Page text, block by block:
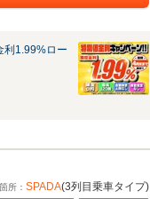
利1.99%ロー
所： SPADA(3列目乗車タイプ)